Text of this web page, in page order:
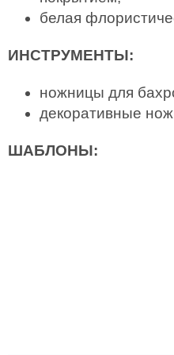
белая
ИНСТРУМЕНТЫ:
ножницы для
декоративные
ШАБЛОНЫ: